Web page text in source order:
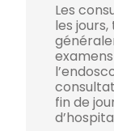
Les
les
fin de